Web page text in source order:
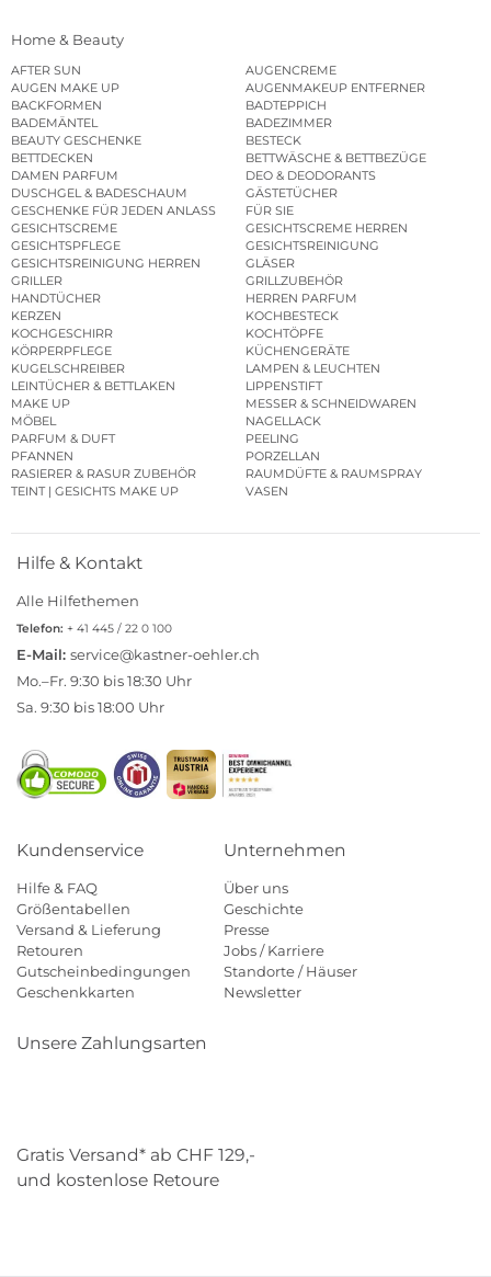
Home & Beauty
AFTER SUN
AUGENCREME
AUGEN MAKE UP
AUGENMAKEUP ENTFERNER
BACKFORMEN
BADTEPPICH
BADEMÄNTEL
BADEZIMMER
BEAUTY GESCHENKE
BESTECK
BETTDECKEN
BETTWÄSCHE & BETTBEZÜGE
DAMEN PARFUM
DEO & DEODORANTS
DUSCHGEL & BADESCHAUM
GÄSTETÜCHER
GESCHENKE FÜR JEDEN ANLASS
FÜR SIE
GESICHTSCREME
GESICHTSCREME HERREN
GESICHTSPFLEGE
GESICHTSREINIGUNG
GESICHTSREINIGUNG HERREN
GLÄSER
GRILLER
GRILLZUBEHÖR
HANDTÜCHER
HERREN PARFUM
KERZEN
KOCHBESTECK
KOCHGESCHIRR
KOCHTÖPFE
KÖRPERPFLEGE
KÜCHENGERÄTE
KUGELSCHREIBER
LAMPEN & LEUCHTEN
LEINTÜCHER & BETTLAKEN
LIPPENSTIFT
MAKE UP
MESSER & SCHNEIDWAREN
MÖBEL
NAGELLACK
PARFUM & DUFT
PEELING
PFANNEN
PORZELLAN
RASIERER & RASUR ZUBEHÖR
RAUMDÜFTE & RAUMSPRAY
TEINT | GESICHTS MAKE UP
VASEN
Hilfe & Kontakt
Alle Hilfethemen
Telefon: + 41 445 / 22 0 100
E-Mail: service@kastner-oehler.ch
Mo.–Fr. 9:30 bis 18:30 Uhr
Sa. 9:30 bis 18:00 Uhr
Kundenservice
Hilfe & FAQ
Größentabellen
Versand & Lieferung
Retouren
Gutscheinbedingungen
Geschenkkarten
Unternehmen
Über uns
Geschichte
Presse
Jobs / Karriere
Standorte / Häuser
Newsletter
Unsere Zahlungsarten
Gratis Versand* ab CHF 129,-
und kostenlose Retoure